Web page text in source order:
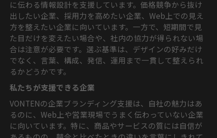
に伝わる情報設計を支援しています。価格競争から抜け
出したい企業、採用力を高めたい企業、Web上での見え
方を整えたい企業に向いています。一方で、短期間で見
た目だけを変えたい場合や、社内の協力が得られない場
合は注意が必要です。選ぶ基準は、デザインの好みだけ
でなく、言葉、構成、発信、運用まで一貫して整えられ
るかどうかです。
私たちが支援できる企業
VONTENの企業ブランディング支援は、自社の魅力はあ
るのに、Web上や営業現場でうまく伝わっていない企業
に向いています。特に、商品やサービスの質には自信が